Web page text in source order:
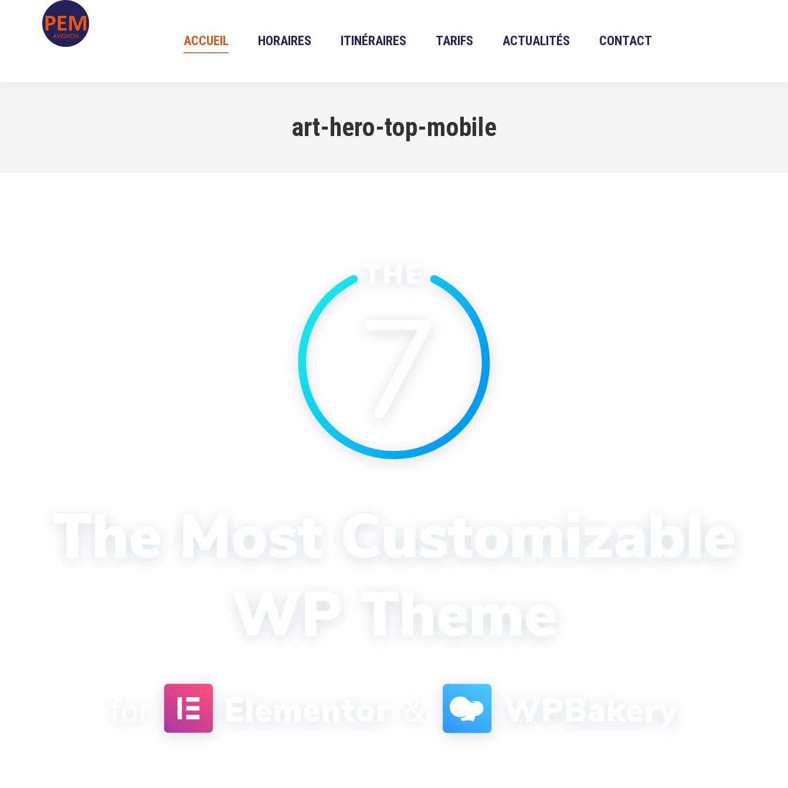
ACCUEIL HORAIRES ITINÉRAIRES TARIFS ACTUALITÉS CONTACT
art-hero-top-mobile